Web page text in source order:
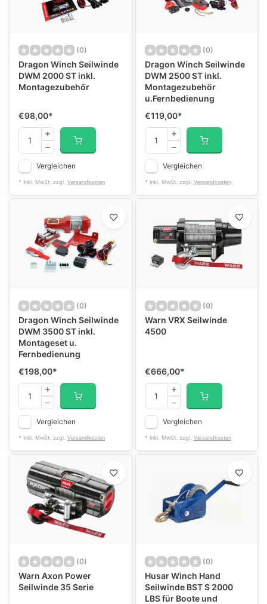
(0)
Dragon Winch Seilwinde
DWM 2000 ST inkl.
Montagezubehör
€98,00*
Vergleichen
* Inkl. MwSt. zzgl. Versandkosten
(0)
Dragon Winch Seilwinde
DWM 2500 ST inkl.
Montagezubehör
u.Fernbedienung
€119,00*
Vergleichen
* Inkl. MwSt. zzgl. Versandkosten
(0)
Dragon Winch Seilwinde
DWM 3500 ST inkl.
Montageset u.
Fernbedienung
€198,00*
Vergleichen
* Inkl. MwSt. zzgl. Versandkosten
(0)
Warn VRX Seilwinde
4500
€666,00*
Vergleichen
* Inkl. MwSt. zzgl. Versandkosten
(0)
Warn Axon Power
Seilwinde 35 Serie
(0)
Husar Winch Hand
Seilwinde BST S 2000
LBS für Boote und